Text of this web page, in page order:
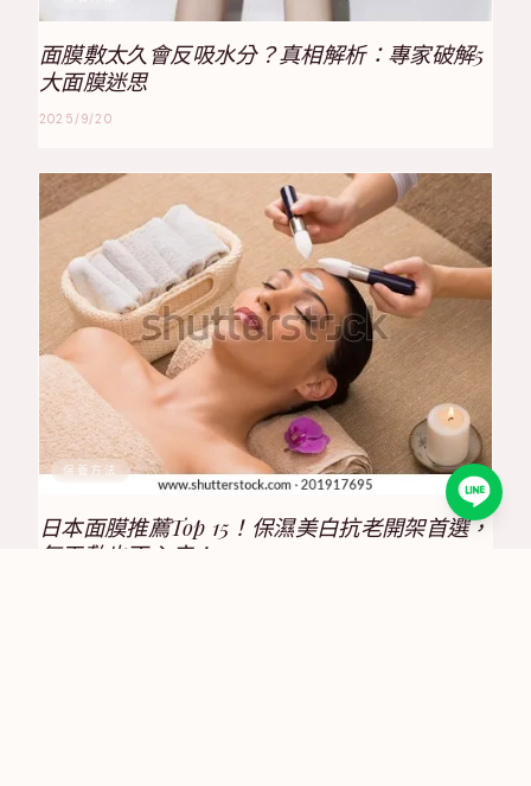
面膜敷太久會反吸水分？真相解析：專家破解5
大面膜迷思
2025/9/20
保養方法
日本面膜推薦Top 15！保濕美白抗老開架首選，
每天敷也不心疼！